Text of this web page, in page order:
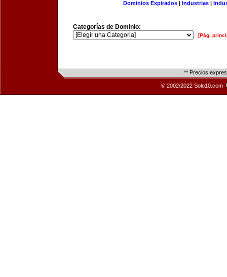
Dominios Expirados | Industrias |
Categorías de Dominio:
[Pág.
** Precios
© 2002/2022 Solo10.com